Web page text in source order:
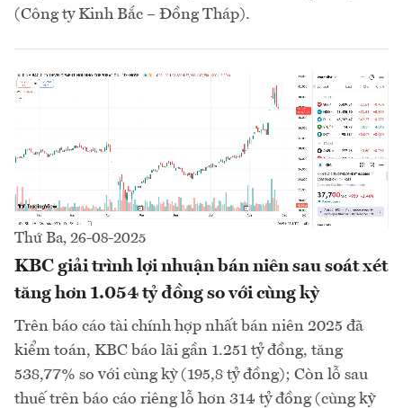
(Công ty Kinh Bắc – Đồng Tháp).
Thứ Ba, 26-08-2025
KBC giải trình lợi nhuận bán niên sau soát xét
tăng hơn 1.054 tỷ đồng so với cùng kỳ
Trên báo cáo tài chính hợp nhất bán niên 2025 đã
kiểm toán, KBC báo lãi gần 1.251 tỷ đồng, tăng
538,77% so với cùng kỳ (195,8 tỷ đồng); Còn lỗ sau
thuế trên báo cáo riêng lỗ hơn 314 tỷ đồng (cùng kỳ